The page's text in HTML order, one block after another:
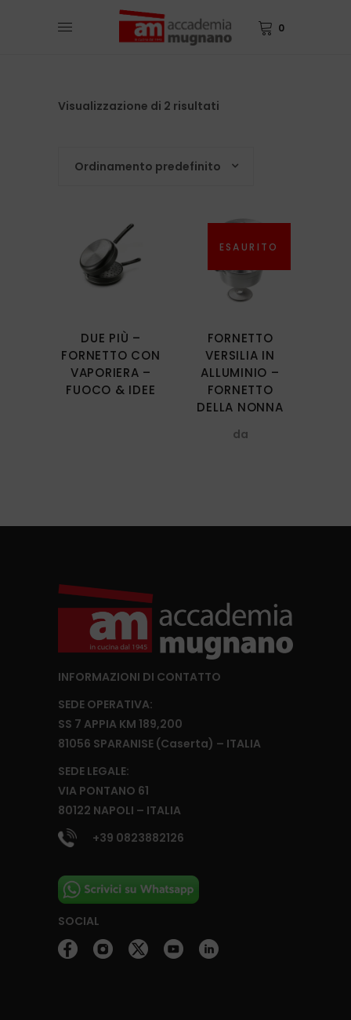
0
Visualizzazione di 2 risultati
Ordinamento predefinito
DUE PIÙ –
FORNETTO CON
VAPORIERA –
FUOCO & IDEE
ESAURITO
Questo
prodotto
varianti.
Le
opzioni
possono
essere
prodotto
FORNETTO
VERSILIA IN
ALLUMINIO –
FORNETTO
DELLA NONNA
da
INFORMAZIONI DI CONTATTO
SEDE OPERATIVA:
SS 7 APPIA KM 189,200
81056 SPARANISE (Caserta) – ITALIA
SEDE LEGALE:
VIA PONTANO 61
80122 NAPOLI – ITALIA
+39 0823882126
SOCIAL